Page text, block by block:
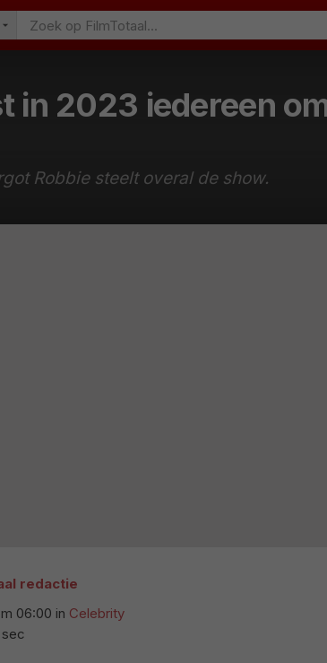
in 2023 iedereen
Robbie steelt overal de show.
redactie
06:00 in Celebrity
sec